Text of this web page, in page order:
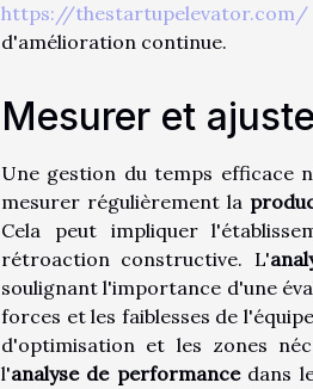
https://thestartupelevator.com/
d'amélioration continue.
Mesurer et
Une gestion du temps efficace
mesurer régulièrement la
Cela peut impliquer
rétroaction constructive. L'
soulignant l'importance d'une
forces et les faiblesses de
d'optimisation et les zones
l'analyse de performancedans